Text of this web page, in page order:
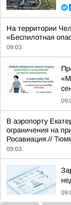
На территории
«Беспилотная
09:03
В аэропорту
ограничения на
Росавиация.//
09:03